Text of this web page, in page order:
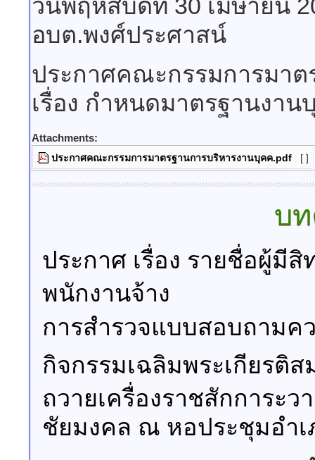
วันพฤหัสบดีที่ 30 เมษายน
อบต.พงศ์ประศาสน์
ประกาศคณะกรรมการมา
เรื่อง กำหนดมาตรฐานงา
Attachments:
ประกาศคณะกรรมการมาตรฐานการบริหารงานบุคค.pdf [ ]
บ
ประกาศ เรื่อง รายชื่อผู้มี
พนักงานจ้าง
การสำรวจแบบสอบถามค
กิจกรรมเฉลิมพระเกียรติ
ถวายเครื่องราชสักการะ
ชัยมงคล ณ หอประชุมอำ